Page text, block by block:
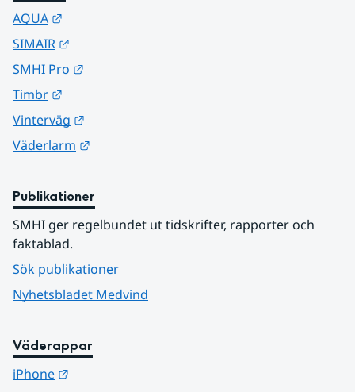
AQUA
SIMAIR
SMHI Pro
Timbr
Vinterväg
Väderlarm
Publikationer
SMHI ger regelbundet ut tidskrifter, rapporter och
faktablad.
Sök publikationer
Nyhetsbladet Medvind
Väderappar
iPhone